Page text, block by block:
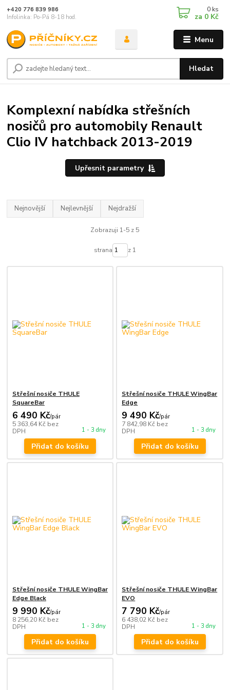
Menu
Hledat
+420 776 839 986
Infolinka: Po-Pá 8-18 hod.
0 ks
za 0 Kč
Komplexní nabídka střešních
nosičů pro automobily Renault
Clio IV hatchback 2013-2019
Upřesnit parametry
Nejnovější Nejlevnější Nejdražší
Zobrazuji 1-5 z 5
strana z 1
Střešní nosiče THULE
SquareBar
6 490 Kč/pár
5 363,64 Kč bez
DPH
1 - 3 dny
Přidat do košíku
Střešní nosiče THULE WingBar
Edge
9 490 Kč/pár
7 842,98 Kč bez
DPH
1 - 3 dny
Přidat do košíku
Střešní nosiče THULE WingBar
Edge Black
9 990 Kč/pár
8 256,20 Kč bez
DPH
1 - 3 dny
Přidat do košíku
Střešní nosiče THULE WingBar
EVO
7 790 Kč/pár
6 438,02 Kč bez
DPH
1 - 3 dny
Přidat do košíku